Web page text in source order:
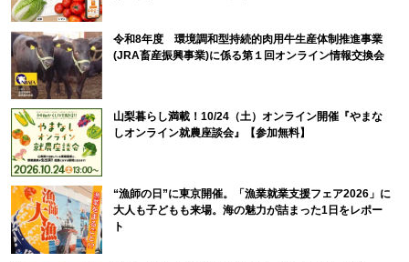
令和8年度 環境調和型持続的肉用牛生産体制推進事業
(JRA畜産振興事業)に係る第１回オンライン情報交換会
山梨暮らし満載！10/24（土）オンライン開催『やまな
しオンライン就農座談会』【参加無料】
“漁師の日”に東京開催。「漁業就業支援フェア2026」に
大人も子どもも来場。海の魅力が詰まった1日をレポー
ト